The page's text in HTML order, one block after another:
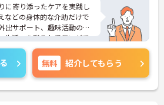
に寄り添ったケアを実践し
などの身体的な介助だけで
出サポート、趣味活動の企
生活」を彩るお手伝いがで
。「生活の楽しみ」を一緒
ことができるため、日々
がいを感じることができま
体制＞入社時には研修施設
無料 紹介してもらう